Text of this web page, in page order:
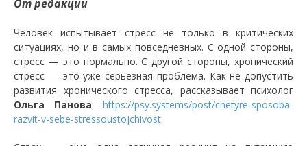
От редакции
Человек испытывает стресс не только в критических
ситуациях, но и в самых повседневных. С одной стороны,
стресс — это нормально. С другой стороны, хронический
стресс — это уже серьезная проблема. Как не допустить
развития хронического стресса, рассказывает психолог
Ольга Панова: https://psy.systems/post/chetyre-sposoba-
razvit-v-sebe-stressoustojchivost.